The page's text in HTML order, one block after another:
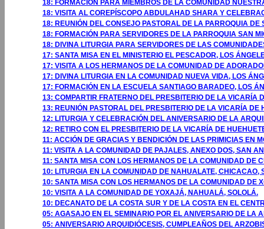
18: FORMACIÓN PARA MIEMBROS DE LA COMUNIDAD
18: VISITA AL COREPÍSCOPO ABDULAHAD SHARA Y
18: REUNIÓN DEL CONSEJO PASTORAL DE LA PARROQUIA
18: FORMACIÓN PARA SERVIDORES DE LA PARROQUIA SAN
18: DIVINA LITURGIA PARA SERVIDORES DE LAS
17: SANTA MISA EN EL MINISTERIO EL PESCADOR, LOS
17: VISITA A LOS HERMANOS DE LA COMUNIDAD DE
17: DIVINA LITURGIA EN LA COMUNIDAD NUEVA VIDA, LOS
17: FORMACIÓN EN LA ESCUELA SANTIAGO BARADEO, LOS
13: COMPARTIR FRATERNO DEL PRESBITERIO DE LA VICARÍA
13: REUNIÓN PASTORAL DEL PRESBITERIO DE LA VICARÍA
12: LITURGIA Y CELEBRACIÓN DEL ANIVERSARIO DE LA
12: RETIRO CON EL PRESBITERIO DE LA VICARÍA DE
11: ACCIÓN DE GRACIAS Y BENDICIÓN DE LAS PRIMICIAS EN
11: VISITA A LA COMUNIDAD DE PAJALES, ANEXO DOS, SAN
11: SANTA MISA CON LOS HERMANOS DE LA COMUNIDAD DE
10: LITURGIA EN LA COMUNIDAD DE NAHUALATE, CHICACAO,
10: SANTA MISA CON LOS HERMANOS DE LA COMUNIDAD DE
10: VISITA A LA COMUNIDAD DE YOXAJÁ, NAHUALÁ, SOLOLÁ.
10: DECANATO DE LA COSTA SUR Y DE LA COSTA EN EL
05: AGASAJO EN EL SEMINARIO POR EL ANIVERSARIO DE LA
05: ANIVERSARIO ARQUIDIÓCESIS, CUMPLEAÑOS DEL